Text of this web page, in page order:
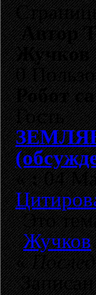
Автор
Жучков
0
Робот
Гость
«:04
Это
Жучков.
«
Записан